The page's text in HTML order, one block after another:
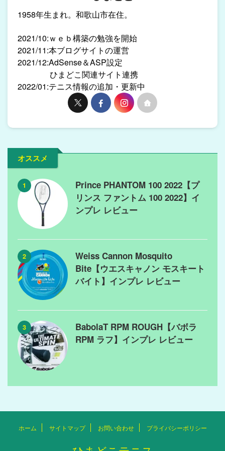
1958年生まれ。和歌山市在住。
2021/10:ｗｅｂ構築の勉強を開始
2021/11:本ブログサイトの運営
2021/12:AdSense＆ASP設定
ひまどこ関連サイト連携
2022/01:テニス情報の追加・更新中
オススメ
1
Prince PHANTOM 100 2022【プ
リンス ファントム 100 2022】イ
ンプレ レビュー
2
Weiss Cannon Mosquito
Bite【ウエスキャノン モスキート
バイト】インプレ レビュー
3
BabolaT RPM ROUGH【バボラ
RPM ラフ】インプレ レビュー
ホーム サイトマップ お問い合わせ プライバシーポリシー